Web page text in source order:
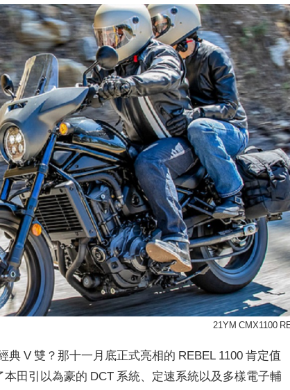
21YM CMX1100
V 雙？那十一月底正式亮相的 REBEL 1100 肯定值
田引以為豪的 DCT 系統、定速系統以及多樣電子輔